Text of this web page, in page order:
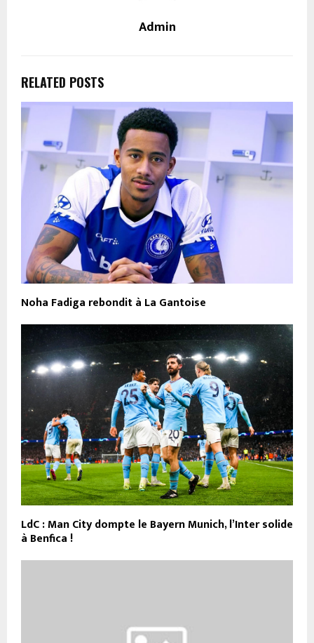
Admin
RELATED POSTS
Noha Fadiga rebondit à La Gantoise
LdC : Man City dompte le Bayern Munich, l’Inter solide
à Benfica !